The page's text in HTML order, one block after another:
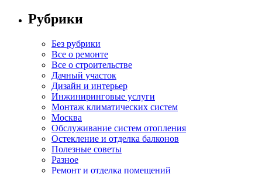
Рубрики
Без рубрики
Все о ремонте
Все о строительстве
Дачный участок
Дизайн и интерьер
Инжиниринговые услуги
Монтаж климатических систем
Москва
Обслуживание систем отопления
Остекление и отделка балконов
Полезные советы
Разное
Ремонт и отделка помещений